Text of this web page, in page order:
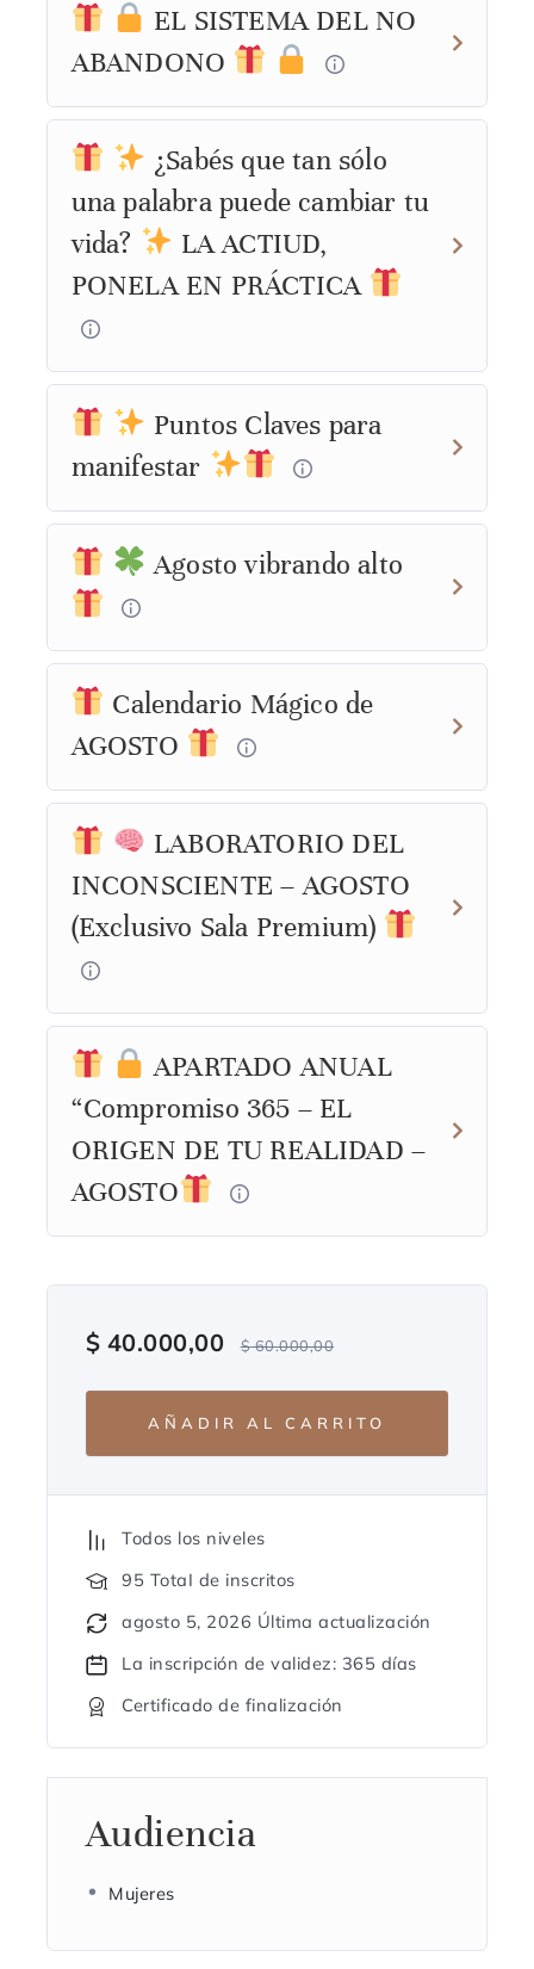
EL SISTEMA DEL NO
ABANDONO
¿Sabés que tan sólo
una palabra puede cambiar tu
vida?
LA ACTIUD,
PONELA EN PRÁCTICA
Puntos Claves para
manifestar
Agosto vibrando alto
Calendario Mágico de
AGOSTO
LABORATORIO DEL
INCONSCIENTE – AGOSTO
(Exclusivo Sala Premium)
APARTADO ANUAL
“Compromiso 365 – EL
ORIGEN DE TU REALIDAD –
AGOSTO
$ 40.000,00 $60.000,00
AÑADIR AL CARRITO
Todos los niveles
95 TotaI de inscritos
agosto 5, 2026 Última actualización
La inscripción de validez: 365 días
Certificado de finalización
Audiencia
Mujeres